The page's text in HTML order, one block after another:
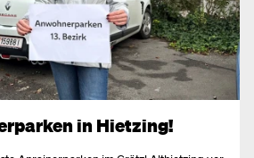
in Hietzing!